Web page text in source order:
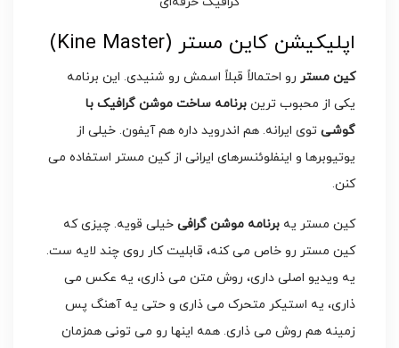
اپلیکیشن کاین مستر (Kine Master)
کین مستر رو احتمالاً قبلاً اسمش رو شنیدی. این برنامه
یکی از محبوب ترین برنامه ساخت موشن گرافیک با
گوشی توی ایرانه. هم اندروید داره هم آیفون. خیلی از
یوتیوبرها و اینفلوئنسرهای ایرانی از کین مستر استفاده می
کنن.
کین مستر یه برنامه موشن گرافی خیلی قویه. چیزی که
کین مستر رو خاص می کنه، قابلیت کار روی چند لایه ست.
یه ویدیو اصلی داری، روش متن می ذاری، یه عکس می
ذاری، یه استیکر متحرک می ذاری و حتی یه آهنگ پس
زمینه هم روش می ذاری. همه اینها رو می تونی همزمان